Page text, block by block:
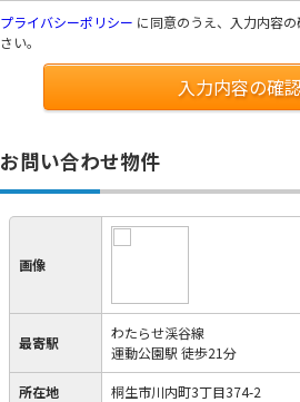
プライバシーポリシー に同意のうえ、入力内容
さい。
入力内容の確
お問い合わせ物件
画像
最寄駅
わたらせ渓谷線
運動公園駅 徒歩21分
所在地 桐生市川内町3丁目374-2